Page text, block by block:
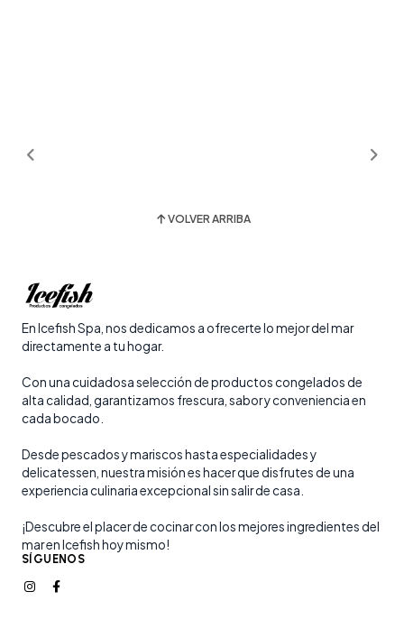
VOLVER ARRIBA
En Icefish Spa, nos dedicamos a ofrecerte lo mejor del mar
directamente a tu hogar.
Con una cuidadosa selección de productos congelados de
alta calidad, garantizamos frescura, sabor y conveniencia en
cada bocado.
Desde pescados y mariscos hasta especialidades y
delicatessen, nuestra misión es hacer que disfrutes de una
experiencia culinaria excepcional sin salir de casa.
¡Descubre el placer de cocinar con los mejores ingredientes del
mar en Icefish hoy mismo!
SÍGUENOS